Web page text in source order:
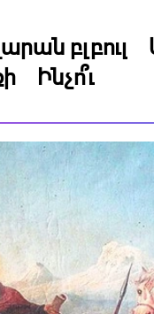
բլբուլ
Ինչո՞ւ